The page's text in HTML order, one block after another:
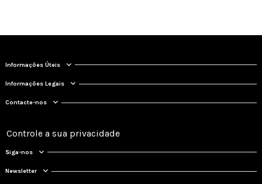
Informações Úteis
Informações Legais
Contacte-nos
Controle a sua privacidade
Siga-nos
Newsletter